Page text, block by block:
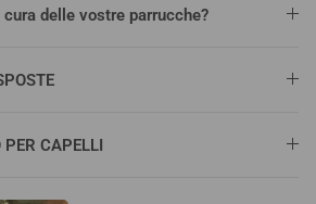
delle vostre parrucche?
CAPELLI